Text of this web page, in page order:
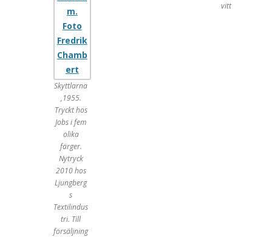
Skyttlarna
,1955.
Tryckt hos
Jobs i fem
olika
färger.
Nytryck
2010 hos
Ljungberg
s
Textilindus
tri. Till
försäljning
vitt